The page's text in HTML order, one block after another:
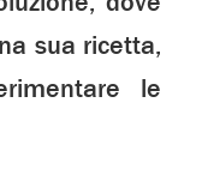
sua ricetta,
le